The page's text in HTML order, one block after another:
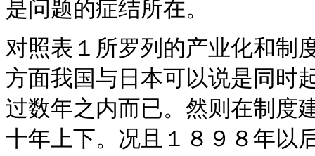
是问题的症结所在。
对照表１所罗列的产业化和制
方面我国与日本可以说是同时
过数年之内而已。然则在制度
十年上下。况且１８９８年以